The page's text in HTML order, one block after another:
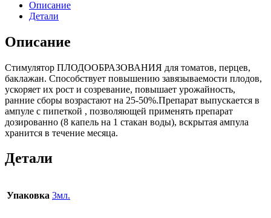
Facebook
Описание
Детали
Описание
Стимулятор ПЛОДООБРАЗОВАНИЯ для томатов, перцев,
баклажан. Способствует повышению завязываемости плодов,
ускоряет их рост и созревание, повышает урожайность,
ранние сборы возрастают на 25-50%.Препарат выпускается в
ампуле с пипеткой , позволяющей применять препарат
дозированно (8 капель на 1 стакан воды), вскрытая ампула
хранится в течение месяца.
Детали
Упаковка 3мл.